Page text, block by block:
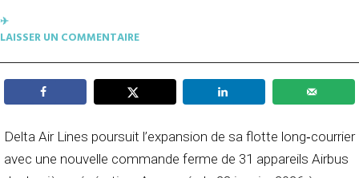
✈︎
LAISSER UN COMMENTAIRE
Delta Air Lines poursuit l’expansion de sa flotte long‑courrier
avec une nouvelle commande ferme de 31 appareils Airbus